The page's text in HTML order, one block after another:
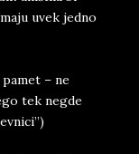
uvek jedno
– ne
tek negde